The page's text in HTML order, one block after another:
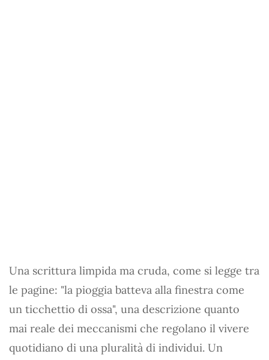
Una scrittura limpida ma cruda, come si legge tra
le pagine: "la pioggia batteva alla finestra come
un ticchettio di ossa", una descrizione quanto
mai reale dei meccanismi che regolano il vivere
quotidiano di una pluralità di individui. Un